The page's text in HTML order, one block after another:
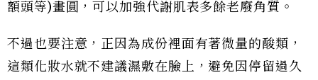
額頭等)畫圓，可以加強代謝肌表多餘老廢角質。
不過也要注意，正因為成份裡面有著微量的酸類，
這類化妝水就不建議濕敷在臉上，避免因停留過久